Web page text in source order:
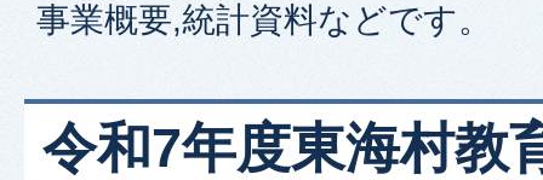
事業概要,統計資料などです。
令和7年度東海村教